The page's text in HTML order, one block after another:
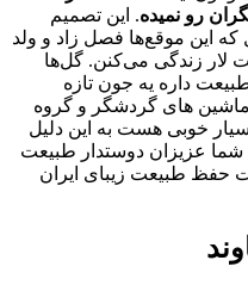
. این تصمیم
این موقع‌ها فصل زاد و ولد
لار زندگی می‌کنن. گل‌ها
داره یه جون تازه
های گردشگر و گروه
خوبی هست به این دلیل
عزیزان دوستدار طبیعت
حفظ طبیعت زیبای ایران